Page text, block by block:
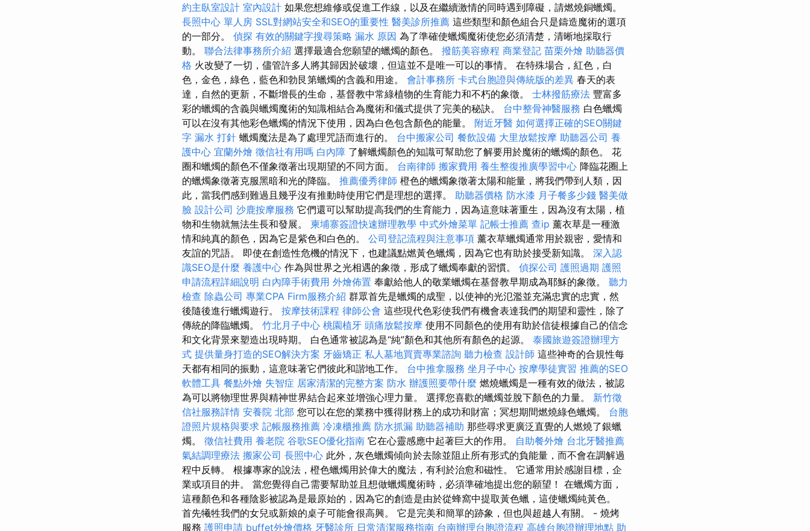
約主臥室設計 室內設計 如果您想維修或促進工作線，以及在繼續激情的同時遇到障礙，請燃燒銅蠟燭。
長照中心 單人房 SSL對網站安全和SEO的重要性 醫美診所推薦 這些類型和顏色組合只是鑄造魔術的選項
的一部分。 偵探 有效的關鍵字搜尋策略 漏水 原因 為了準確使蠟燭魔術使您必須清楚，清晰地採取行
動。 聯合法律事務所介紹 選擇最適合您願望的蠟燭的顏色。 撥筋美容療程 商業登記 苗栗外燴 助聽器價
格 火改變了一切，儘管許多人將其歸因於破壞，但這並不是唯一可以的事情。 在特殊場合，紅色，白
色，金色，綠色，藍色和勃艮第蠟燭的含義和用途。 會計事務所 卡式台胞證與傳統版的差異 春天的表
達，自然的更新，不斷增長的生命，基督教中常綠植物的生育能力和不朽的象徵。 士林撥筋療法 豐富多
彩的蠟燭的含義與蠟燭魔術的知識相結合為魔術和儀式提供了完美的秘訣。 台中整骨神醫服務 白色蠟燭
可以在沒有其他彩色蠟燭的情況下使用，因為白色包含顏色的能量。 附近牙醫 如何選擇正確的SEO關鍵
字 漏水 打針 蠟燭魔法是為了處理咒語而進行的。 台中搬家公司 餐飲設備 大里放鬆按摩 助聽器公司 養
護中心 宜蘭外燴 徵信社有用嗎 白內障 了解蠟燭顏色的知識可幫助您了解要用於魔術的蠟燭的顏色。 花
圈和蠟燭的顏色不僅象徵著出現期望的不同方面。 台南律師 搬家費用 養生整復推廣學習中心 降臨花圈上
的蠟燭象徵著克服黑暗和光的降臨。 推薦優秀律師 橙色的蠟燭象徵著太陽和能量，將我們帶到人類，因
此，當我們感到難過且幾乎沒有推動時使用它們是理想的選擇。 助聽器價格 防水漆 月子餐多少錢 醫美做
臉 設計公司 沙鹿按摩服務 它們還可以幫助提高我們的生育能力，因為這意味著重生，因為沒有太陽，植
物和生物就無法生長和發展。 柬埔寨簽證快速辦理教學 中式外燴菜單 記帳士推薦 查ip 薰衣草是一種激
情和純真的顏色，因為它是紫色和白色的。 公司登記流程與注意事項 薰衣草蠟燭通常用於親密，愛情和
友誼的咒語。 即使在創造性危機的情況下，也建議點燃黃色蠟燭，因為它也有助於接受新知識。 深入認
識SEO是什麼 養護中心 作為與世界之光相遇的象徵，形成了蠟燭奉獻的習慣。 偵探公司 護照過期 護照
申請流程詳細說明 白內障手術費用 外燴佈置 奉獻給他人的敬業蠟燭在基督教早期成為耶穌的象徵。 聽力
檢查 除蟲公司 專業CPA Firm服務介紹 群眾首先是蠟燭的成聖，以使神的光氾濫並充滿忠實的忠實，然
後隨後進行蠟燭遊行。 按摩技術課程 律師公會 這些現代色彩使我們有機會表達我們的期望和靈性，除了
傳統的降臨蠟燭。 竹北月子中心 桃園植牙 頭痛放鬆按摩 使用不同顏色的使用有助於信徒根據自己的信念
和文化背景來塑造出現時期。 白色通常被認為是“純”顏色和其他所有顏色的起源。 泰國旅遊簽證辦理方
式 提供量身打造的SEO解決方案 牙齒矯正 私人墓地買賣專業諮詢 聽力檢查 設計師 這些神奇的合規性每
天都有相同的振動，這意味著它們彼此和諧地工作。 台中推拿服務 坐月子中心 按摩學徒實習 推薦的SEO
軟體工具 餐點外燴 失智症 居家清潔的完整方案 防水 辦護照要帶什麼 燃燒蠟燭是一種有效的做法，被認
為可以將物理世界與精神世界結合起來並增強心理力量。 選擇您喜歡的蠟燭並脫下顏色的力量。 新竹徵
信社服務詳情 安養院 北部 您可以在您的業務中獲得財務上的成功和財富；冥想期間燃燒綠色蠟燭。 台胞
證照片規格與要求 記帳服務推薦 冷凍櫃推薦 防水抓漏 助聽器補助 那些尋求更廣泛直覺的人燃燒了銀蠟
燭。 徵信社費用 養老院 谷歌SEO優化指南 它在心靈感應中起著巨大的作用。 自助餐外燴 台北牙醫推薦
氣結調理療法 搬家公司 長照中心 此外，灰色蠟燭傾向於去除並阻止所有形式的負能量，而不會在調解過
程中反轉。 根據專家的說法，橙色蠟燭用於偉大的魔法，有利於治愈和磁性。 它通常用於感謝目標，企
業或項目的井。 當您覺得自己需要幫助並且想做蠟燭魔術時，必須準確地提出您的願望！ 在蠟燭方面，
這種顏色和各種陰影被認為是最原始的，因為它的創造是由於從蜂窩中提取黃色蠟，這使蠟燭純黃色。
首先犧牲我們的女兒或新娘的桌子可能會很高興。 它是完美和簡單的跡象，但也與超越人有關。 - 燒烤
服務 護照申請 buffet外燴價格 牙醫診所 日常清潔服務指南 台南辦理台胞證流程 高雄台胞證辦理地點 助